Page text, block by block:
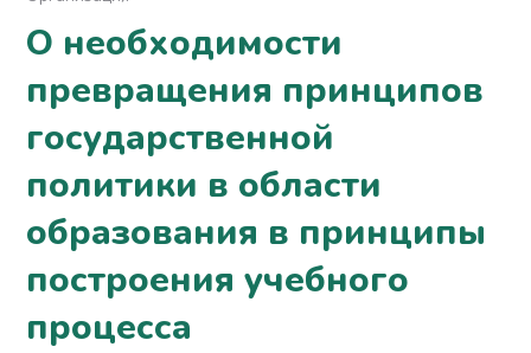
О необходимости
превращения принципов
государственной
политики в области
образования в принципы
построения учебного
процесса